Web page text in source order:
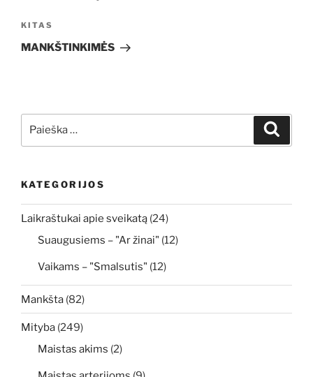
įrašų
Kitas
įrašas
KITAS
MANKŠTINKIMĖS
KATEGORIJOS
Laikraštukai apie sveikatą (24)
Suaugusiems – "Ar žinai" (12)
Vaikams – "Smalsutis" (12)
Mankšta (82)
Mityba (249)
Maistas akims (2)